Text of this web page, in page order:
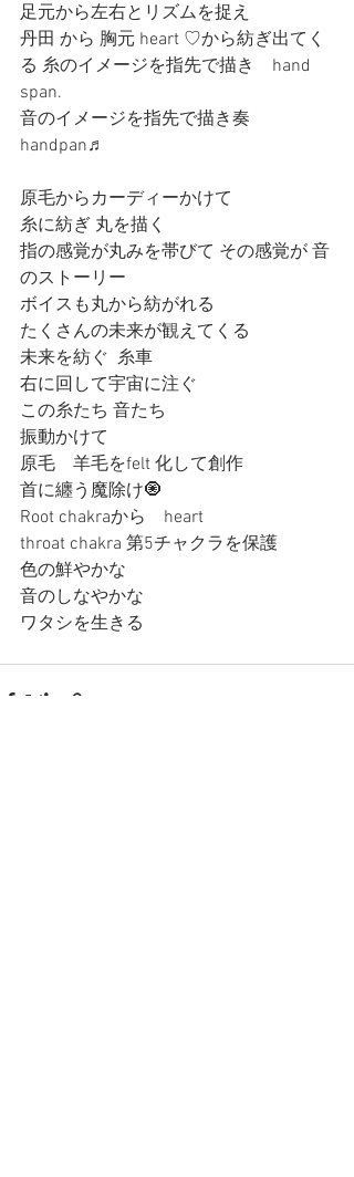
足元から左右とリズムを捉え
丹田 から 胸元 heart ♡から紡ぎ出てく
る 糸のイメージを指先で描き　hand
span.
音のイメージを指先で描き奏
handpan♬
原毛からカーディーかけて
糸に紡ぎ 丸を描く
指の感覚が丸みを帯びて その感覚が 音
のストーリー
ボイスも丸から紡がれる
たくさんの未来が観えてくる
未来を紡ぐ  糸車
右に回して宇宙に注ぐ
この糸たち 音たち
振動かけて
原毛　羊毛をfelt 化して創作
首に纏う魔除け🧿
Root chakraから　heart
throat chakra 第5チャクラを保護
色の鮮やかな
音のしなやかな
ワタシを生きる